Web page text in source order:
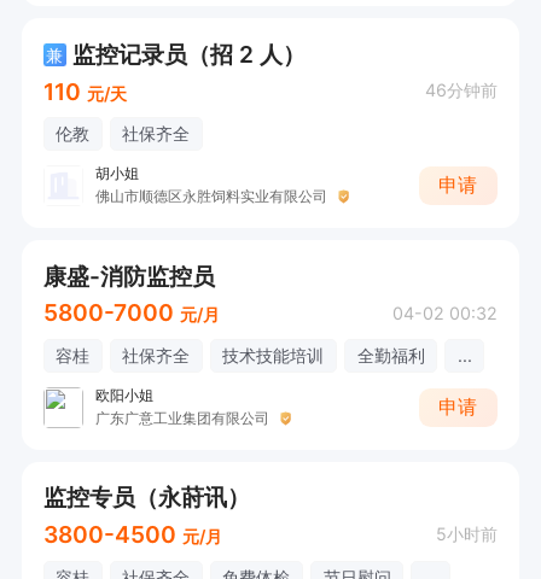
兼 监控记录员（招 2 人）
110 元/天 46分钟前
伦教 社保齐全
胡小姐
佛山市顺德区永胜饲料实业有限公司
申请
康盛-消防监控员
5800-7000 元/月 04-02 00:32
容桂 社保齐全 技术技能培训 全勤福利 ...
欧阳小姐
广东广意工业集团有限公司
申请
监控专员（永莳讯）
3800-4500 元/月 5小时前